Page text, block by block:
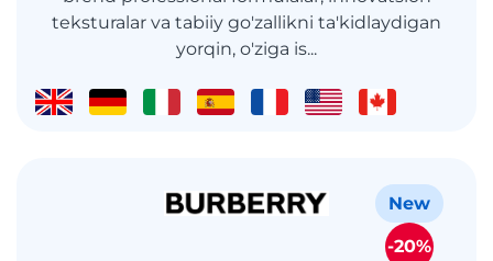
teksturalar va tabiiy go'zallikni ta'kidlaydigan
yorqin, o'ziga is...
New
-20%